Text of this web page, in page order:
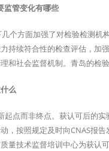
监管变化有哪些
个方面加强了对检验检测
持续符合性的检查评估，加
和社会监督机制。青岛的检
么
起点而非终点。获认可后的
，按照规定及时向CNAS报
量技术监督培训中心为获认